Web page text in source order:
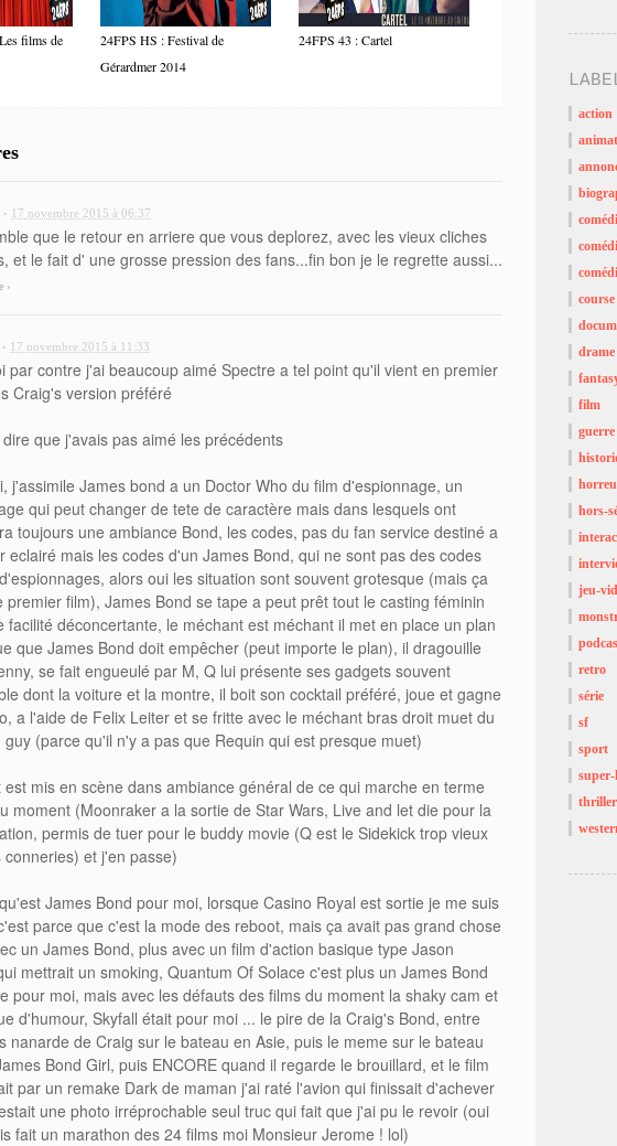
films de
24FPS HS : Festival de
Gérardmer 2014
24FPS 43 : Cartel
• 17 novembre 2015 à 06:37
que le retour en arriere que vous deplorez, avec les vieux cliches
et le fait d' une grosse pression des fans...fin bon je le regrette aussi...
›
• 17 novembre 2015 à 11:33
par contre j'ai beaucoup aimé Spectre a tel point qu'il vient en premier
Craig's version préféré
que j'avais pas aimé les précédents
j'assimile James bond a un Doctor Who du film d'espionnage, un
qui peut changer de tete de caractère mais dans lesquels ont
toujours une ambiance Bond, les codes, pas du fan service destiné a
eclairé mais les codes d'un James Bond, qui ne sont pas des codes
alors oui les situation sont souvent grotesque (mais ça
premier film), James Bond se tape a peut prêt tout le casting féminin
facilité déconcertante, le méchant est méchant il met en place un plan
que James Bond doit empêcher (peut importe le plan), il dragouille
se fait engueulé par M, Q lui présente ses gadgets souvent
dont la voiture et la montre, il boit son cocktail préféré, joue et gagne
a l'aide de Felix Leiter et se fritte avec le méchant bras droit muet du
guy (parce qu'il n'y a pas que Requin qui est presque muet)
est mis en scène dans ambiance général de ce qui marche en terme
moment (Moonraker a la sortie de Star Wars, Live and let die pour la
permis de tuer pour le buddy movie (Q est le Sidekick trop vieux
conneries) et j'en passe)
James Bond pour moi, lorsque Casino Royal est sortie je me suis
parce que c'est la mode des reboot, mais ça avait pas grand chose
un James Bond, plus avec un film d'action basique type Jason
mettrait un smoking, Quantum Of Solace c'est plus un James Bond
pour moi, mais avec les défauts des films du moment la shaky cam et
d'humour, Skyfall était pour moi ... le pire de la Craig's Bond, entre
nanarde de Craig sur le bateau en Asie, puis le meme sur le bateau
Bond Girl, puis ENCORE quand il regarde le brouillard, et le film
par un remake Dark de maman j'ai raté l'avion qui finissait d'achever
une photo irréprochable seul truc qui fait que j'ai pu le revoir (oui
fait un marathon des 24 films moi Monsieur Jerome ! lol)
action
course
drame
film
guerre
hors-
jeu-
retro
série
sf
sport
super-
thriller